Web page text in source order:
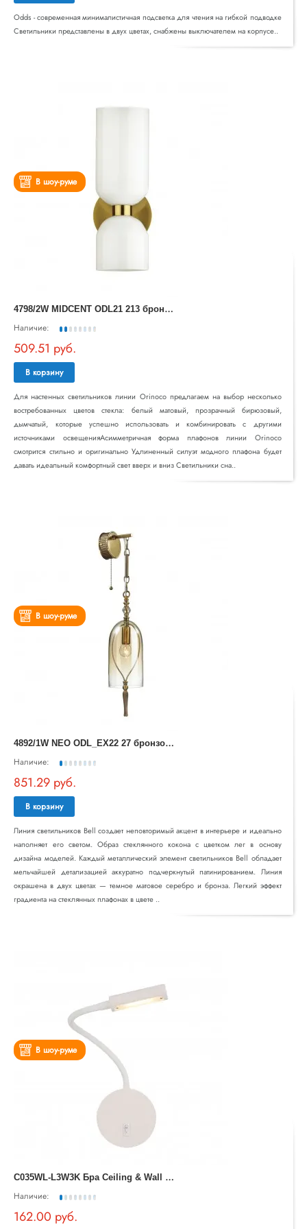
Odds - современная минималистичная подсветка для чтения на гибкой подводке
Светильники представлены в двух цветах, снабжены выключателем на корпусе..
В шоу-руме
4
798/2W MIDCENT ODL21 213 бронзовый/белый Бра с выкл. E14 2*60W ORINOCO
Наличие:
509.51 руб.
В корзину
Для настенных светильников линии Orinoco предлагаем на выбор несколько
востребованных цветов стекла: белый матовый, прозрачный бирюзовый,
дымчатый, которые успешно использовать и комбинировать с другими
источниками освещенияАсимметричная форма плафонов линии Orinoco
смотрится стильно и оригинально Удлиненный силуэт модного плафона будет
давать идеальный комфортный свет вверх и вниз Светильники сна..
В шоу-руме
4
892/1W NEO ODL_EX22 27 бронзовы/коньячный/стекло Бра с выкл. E14 1*40W BELL
Наличие:
851.29 руб.
В корзину
Линия светильников Bell создает неповторимый акцент в интерьере и идеально
наполняет его светом. Образ стеклянного кокона с цветком лег в основу
дизайна моделей. Каждый металлический элемент светильников Bell обладает
мельчайшей детализацией аккуратно подчеркнутый патинированием. Линия
окрашена в двух цветах — темное матовое серебро и бронза. Легкий эффект
градиента на стеклянных плафонах в цвете ..
В шоу-руме
C
035WL-L3W3K Бра Ceiling & Wall Stem Белый Maytoni
Наличие:
162.00 руб.